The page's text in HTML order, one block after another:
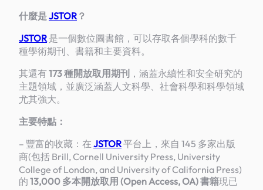
什麼是JSTOR ？
JSTOR 是一個數位圖書館，可以存取各個學科的數千
種學術期刊、書籍和主要資料。
其還有173 種開放取用期刊 ，涵蓋永續性和安全研究的
主題領域，並廣泛涵蓋人文科學、社會科學和科學領域
尤其強大。
主要特點：
– 豐富的收藏：在 JSTOR平台上，來自 145 多家出版
商(包括 Brill, Cornell University Press, University
College of London, and University of California Press)
的 13,000 多本開放取用 (Open Access, OA) 書籍現已